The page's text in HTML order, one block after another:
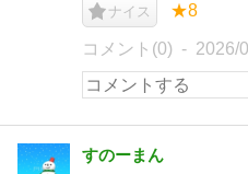
ナイス ★8
コメント(0) 2026/
すのーまん